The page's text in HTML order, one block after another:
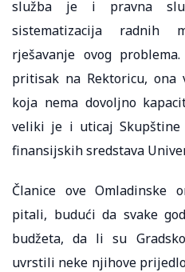
služba je i pravna
sistematizacija radnih
rješavanje ovog
pritisak na Rektoricu,
koja nema dovoljno
veliki je i uticaj
finansijskih sredstava
Članice ove Omladinske
pitali, budući da svake
budžeta, da li su
uvrstili neke njihove